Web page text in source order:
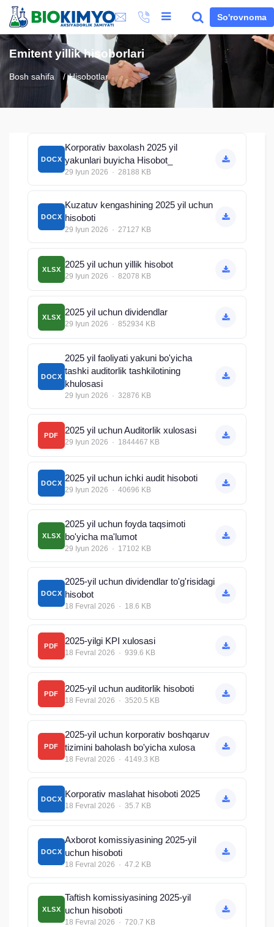
So'rovnoma
Emitent yillik hisoborlari
Bosh sahifa Hisobotlar
DOCX
Korporativ baxolash 2025 yil
yakunlari buyicha Hisobot_
29 Iyun 2026 · 28188 KB
DOCX
Kuzatuv kengashining 2025 yil uchun
hisoboti
29 Iyun 2026 · 27127 KB
XLSX
2025 yil uchun yillik hisobot
29 Iyun 2026 · 82078 KB
XLSX
2025 yil uchun dividendlar
29 Iyun 2026 · 852934 KB
DOCX
2025 yil faoliyati yakuni bo'yicha
tashki auditorlik tashkilotining
khulosasi
29 Iyun 2026 · 32876 KB
PDF
2025 yil uchun Auditorlik xulosasi
29 Iyun 2026 · 1844467 KB
DOCX
2025 yil uchun ichki audit hisoboti
29 Iyun 2026 · 40696 KB
XLSX
2025 yil uchun foyda taqsimoti
bo'yicha ma'lumot
29 Iyun 2026 · 17102 KB
DOCX
2025-yil uchun dividendlar to'g'risidagi
hisobot
18 Fevral 2026 · 18.6 KB
PDF
2025-yilgi KPI xulosasi
18 Fevral 2026 · 939.6 KB
PDF
2025-yil uchun auditorlik hisoboti
18 Fevral 2026 · 3520.5 KB
PDF
2025-yil uchun korporativ boshqaruv
tizimini baholash bo'yicha xulosa
18 Fevral 2026 · 4149.3 KB
DOCX
Korporativ maslahat hisoboti 2025
18 Fevral 2026 · 35.7 KB
DOCX
Axborot komissiyasining 2025-yil
uchun hisoboti
18 Fevral 2026 · 47.2 KB
XLSX
Taftish komissiyasining 2025-yil
uchun hisoboti
18 Fevral 2026 · 720.7 KB